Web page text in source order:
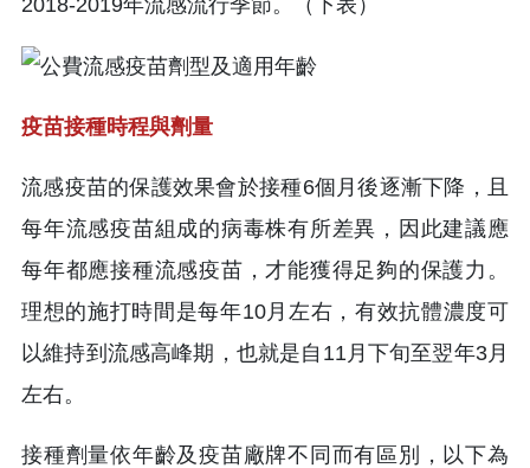
疫苗接種時程與劑量
流感疫苗的保護效果會於接種6個月後逐漸下降，且
每年流感疫苗組成的病毒株有所差異，因此建議應
每年都應接種流感疫苗，才能獲得足夠的保護力。
理想的施打時間是每年10月左右，有效抗體濃度可
以維持到流感高峰期，也就是自11月下旬至翌年3月
左右。
接種劑量依年齡及疫苗廠牌不同而有區別，以下為